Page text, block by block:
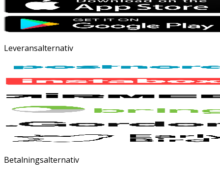
Leveransalternativ
Betalningsalternativ